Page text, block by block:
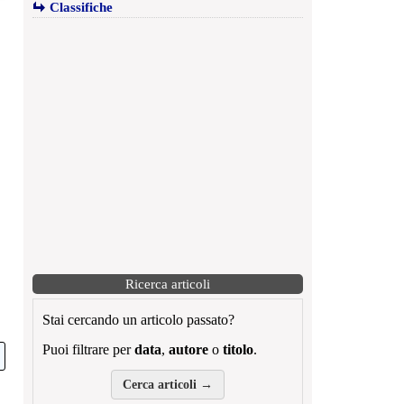
Classifiche
Ricerca articoli
Stai cercando un articolo passato?
Puoi filtrare perdata, autore o titolo.
Cerca articoli →